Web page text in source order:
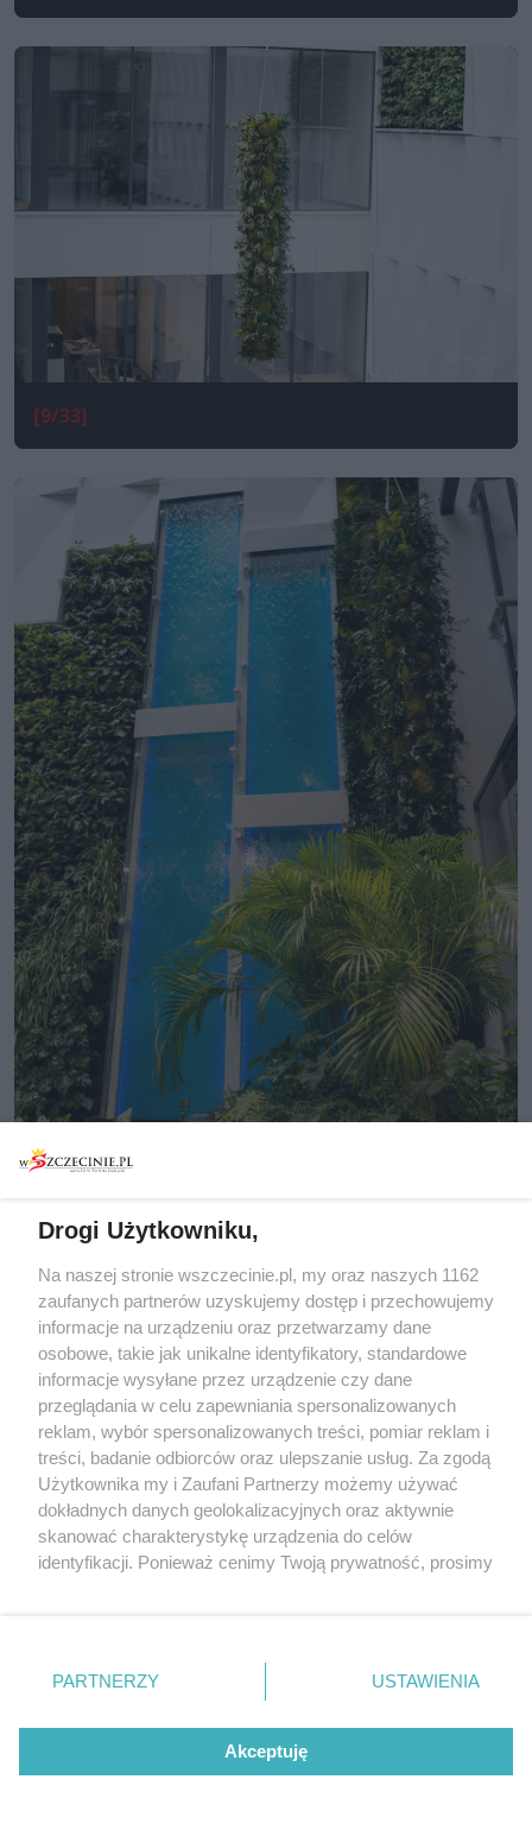
[9/33]
[10/33]
[11/33]
Drogi Użytkowniku,
Na naszej stronie wszczecinie.pl, my oraz naszych 1162
zaufanych partnerów uzyskujemy dostęp i przechowujemy
informacje na urządzeniu oraz przetwarzamy dane
osobowe, takie jak unikalne identyfikatory, standardowe
informacje wysyłane przez urządzenie czy dane
przeglądania w celu zapewniania spersonalizowanych
reklam, wybór spersonalizowanych treści, pomiar reklam i
treści, badanie odbiorców oraz ulepszanie usług. Za zgodą
Użytkownika my i Zaufani Partnerzy możemy używać
dokładnych danych geolokalizacyjnych oraz aktywnie
skanować charakterystykę urządzenia do celów
identyfikacji. Ponieważ cenimy Twoją prywatność, prosimy
prywatności znajdujący się w lewym dolnym rogu strony
. Niektóre rodzaje przetwarzania danych nie wymagają
takiemu przetwarzaniu. Preferencje będą miały
zastosowania tylko na tej witrynie.
PARTNERZY USTAWIENIA
Akceptuję